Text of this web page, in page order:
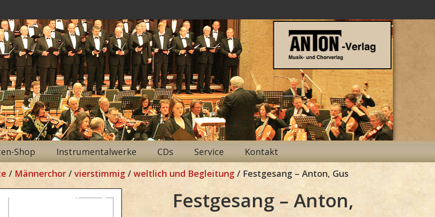
Shop Instrumentalwerke CDs Service Kontakt
/ Männerchor / vierstimmig / weltlich und Begleitung / Festgesang – Anton, Gus
Festgesang – Anton,